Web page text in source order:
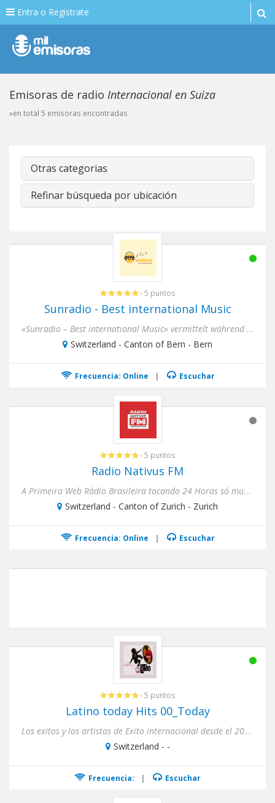
Entra o Registrate
Emisoras de radio Internacional en Suiza
»en total 5 emisoras encontradas
Otras categorias
Refinar búsqueda por ubicación
- 5 puntos
Sunradio - Best international Music
«Sunradio – Best international Music» vermittelt während 365 Tagen im Jahr Ferienstimmung pur und spielt Musik a...
Switzerland - Canton of Bern - Bern
Frecuencia: Online | Escuchar
- 5 puntos
Radio Nativus FM
A Primeira Web Rádio Brasileira tocando 24 Horas só musica pra VBoce.
Switzerland - Canton of Zurich - Zurich
Frecuencia: Online | Escuchar
- 5 puntos
Latino today Hits 00_Today
Los exitos y los artistas de Exito internacional desde el 2000 hasta hoy
Switzerland - -
Frecuencia: | Escuchar